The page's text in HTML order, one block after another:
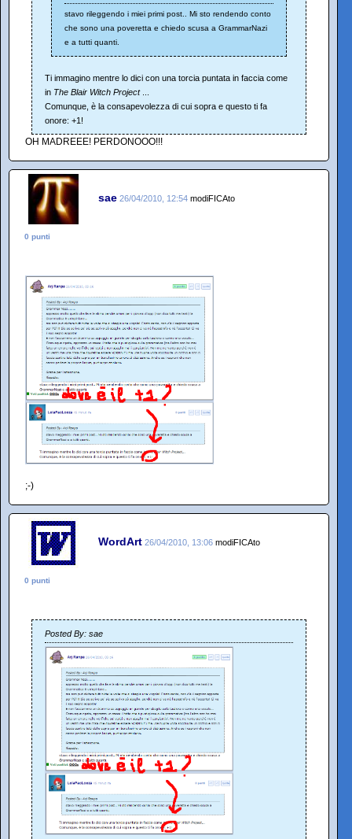
stavo rileggendo i miei primi post.. Mi sto rendendo conto
che sono una poveretta e chiedo scusa a GrammarNazi
e a tutti quanti.
Ti immagino mentre lo dici con una torcia puntata in faccia come
in The Blair Witch Project ...
Comunque, è la consapevolezza di cui sopra e questo ti fa
onore: +1!
OH MADREEE! PERDONOOO!!!
sae 26/04/2010, 12:54 modiFICAto
0 punti
;-)
WordArt 26/04/2010, 13:06 modiFICAto
0 punti
Posted By: sae